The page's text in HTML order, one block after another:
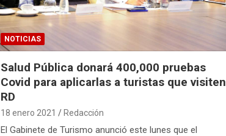
NOTICIAS
Salud Pública donará 400,000 pruebas
Covid para aplicarlas a turistas que visiten
RD
18 enero 2021 Redacción
El Gabinete de Turismo anunció este lunes que el